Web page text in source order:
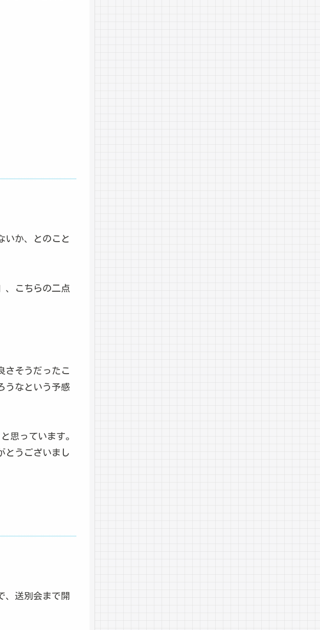
いか、とのこと
、こちらの二点
さそうだったこ
うなという予感
思っています。
とうございまし
、送別会まで開